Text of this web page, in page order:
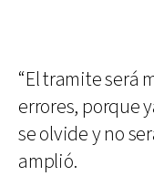
“El tramite será
errores, porque
se olvide y no
amplió.